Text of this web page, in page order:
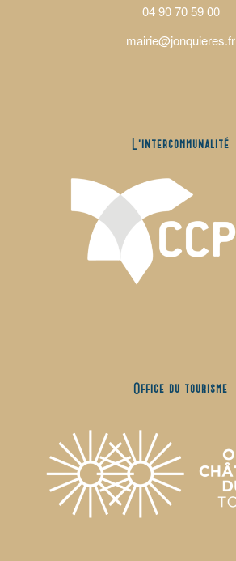
04 90 70 59 00
mairie@jonquieres.fr
L’intercommunalité
Office du tourisme